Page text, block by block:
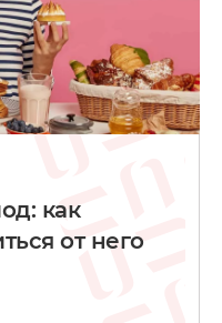
как
от него